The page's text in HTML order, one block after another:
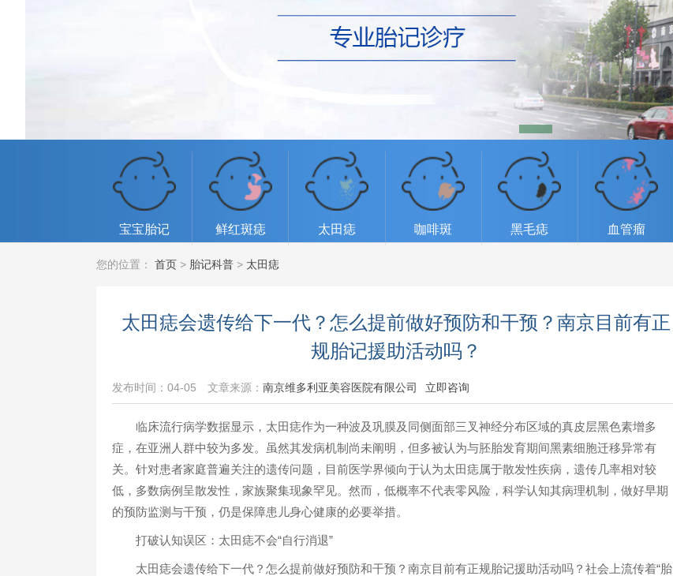
宝宝胎记 鲜红斑痣 太田痣 咖啡斑 黑毛痣 血管瘤
您的位置： 首页 > 胎记科普 > 太田痣
太田痣会遗传给下一代？怎么提前做好预防和干预？南京目前有正
规胎记援助活动吗？
发布时间：04-05 文章来源： 南京维多利亚美容医院有限公司 立即咨询
临床流行病学数据显示，太田痣作为一种波及巩膜及同侧面部三叉神经分布区域的真皮层黑色素增多
症，在亚洲人群中较为多发。虽然其发病机制尚未阐明，但多被认为与胚胎发育期间黑素细胞迁移异常有
关。针对患者家庭普遍关注的遗传问题，目前医学界倾向于认为太田痣属于散发性疾病，遗传几率相对较
低，多数病例呈散发性，家族聚集现象罕见。然而，低概率不代表零风险，科学认知其病理机制，做好早期
的预防监测与干预，仍是保障患儿身心健康的必要举措。
打破认知误区：太田痣不会“自行消退”
太田痣会遗传给下一代？怎么提前做好预防和干预？南京目前有正规胎记援助活动吗？社会上流传着“胎